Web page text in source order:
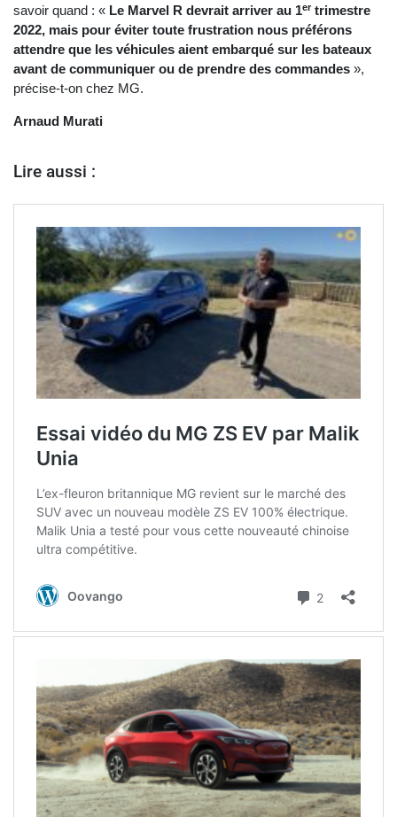
savoir quand : « Le Marvel R devrait arriver au 1er trimestre
2022, mais pour éviter toute frustration nous préférons
attendre que les véhicules aient embarqué sur les bateaux
avant de communiquer ou de prendre des commandes »,
précise-t-on chez MG.
Arnaud Murati
Lire aussi :